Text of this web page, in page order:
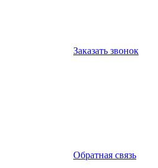
Заказать звонок
Обратная связь